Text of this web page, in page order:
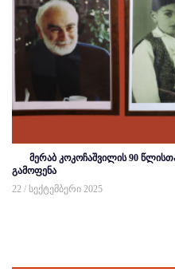
მერაბ კოკოჩაშვილის 90
გამოფენა
22 / სექტემბერი 2025